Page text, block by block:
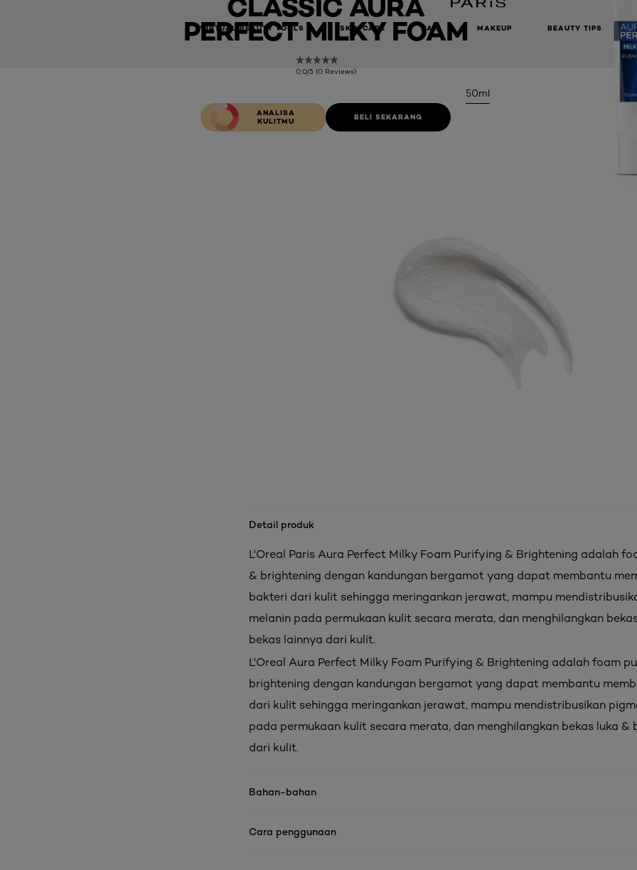
VIRTUAL BEAUTY TOOLS SKIN CARE HAIR MAKEUP BEAUTY TIPS
PERFECT MILKY FOAM
0,0/5 (0 Reviews)
ANALISA
KULITMU
BELI SEKARANG
50ml
Detail produk
L'Oreal Paris Aura Perfect Milky Foam Purifying & Brightening adalah
& brightening dengan kandungan bergamot yang dapat membantu
bakteri dari kulit sehingga meringankan jerawat, mampu
melanin pada permukaan kulit secara merata, dan menghilangkan
bekas lainnya dari kulit.
L'Oreal Aura Perfect Milky Foam Purifying & Brightening adalah foam
brightening dengan kandungan bergamot yang dapat membantu
dari kulit sehingga meringankan jerawat, mampu mendistribusikan
pada permukaan kulit secara merata, dan menghilangkan bekas luka &
dari kulit.
Bahan-bahan
Cara penggunaan